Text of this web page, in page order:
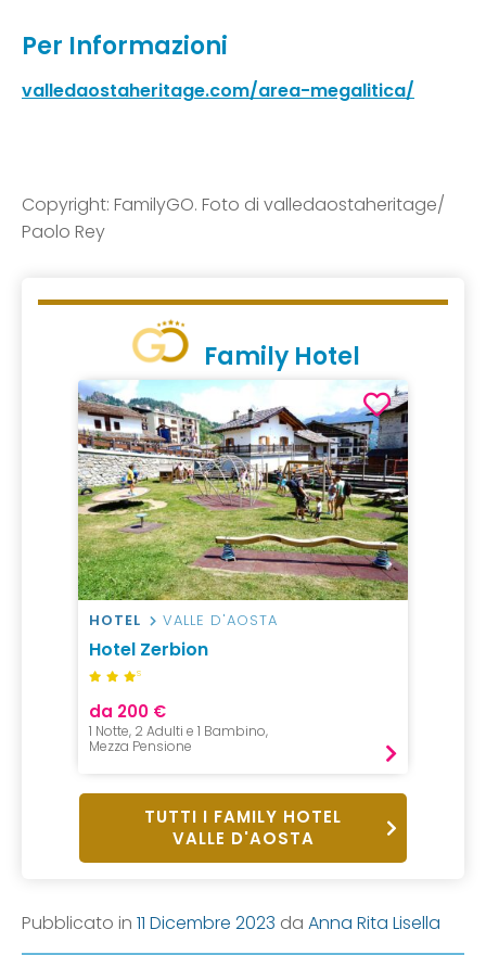
Per Informazioni
valledaostaheritage.com/area-megalitica/
Copyright: FamilyGO. Foto di valledaostaheritage/
Paolo Rey
Family Hotel
HOTEL VALLE D'AOSTA
Hotel Zerbion
S
da 200 €
1 Notte, 2 Adulti e 1 Bambino,
Mezza Pensione
TUTTI I FAMILY HOTEL
VALLE D'AOSTA
Pubblicato in 11 Dicembre 2023 da Anna Rita Lisella